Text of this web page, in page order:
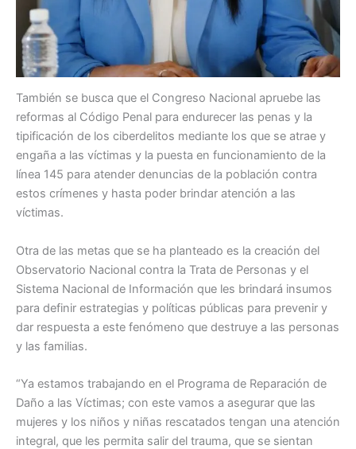
También se busca que el Congreso Nacional apruebe las
reformas al Código Penal para endurecer las penas y la
tipificación de los ciberdelitos mediante los que se atrae y
engaña a las víctimas y la puesta en funcionamiento de la
línea 145 para atender denuncias de la población contra
estos crímenes y hasta poder brindar atención a las
víctimas.
Otra de las metas que se ha planteado es la creación del
Observatorio Nacional contra la Trata de Personas y el
Sistema Nacional de Información que les brindará insumos
para definir estrategias y políticas públicas para prevenir y
dar respuesta a este fenómeno que destruye a las personas
y las familias.
“Ya estamos trabajando en el Programa de Reparación de
Daño a las Víctimas; con este vamos a asegurar que las
mujeres y los niños y niñas rescatados tengan una atención
integral, que les permita salir del trauma, que se sientan